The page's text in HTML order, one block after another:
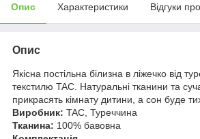
Опис Характеристики Відгуки
Опис
Якісна постільна білизна в ліжечко від
текстилю TAC. Натуральні тканини та
прикрасять кімнату дитини, а сон буде
Виробник: TAC, Туреччина
Тканина: 100% бавовна